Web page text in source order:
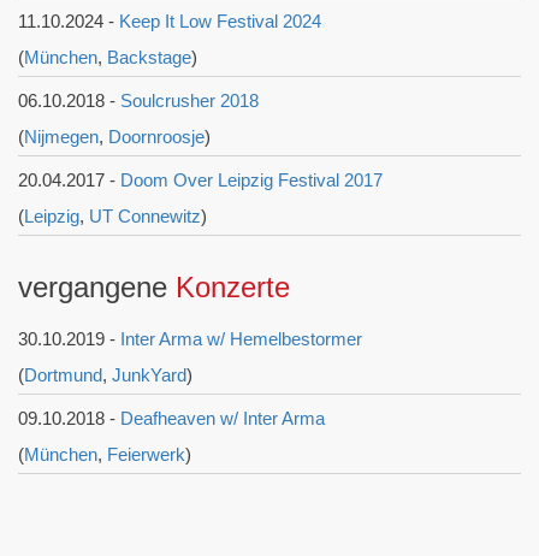
11.10.2024 - Keep It Low Festival 2024
(München, Backstage)
06.10.2018 - Soulcrusher 2018
(Nijmegen, Doornroosje)
20.04.2017 - Doom Over Leipzig Festival 2017
(Leipzig, UT Connewitz)
vergangene Konzerte
30.10.2019 - Inter Arma w/ Hemelbestormer
(Dortmund, JunkYard)
09.10.2018 - Deafheaven w/ Inter Arma
(München, Feierwerk)